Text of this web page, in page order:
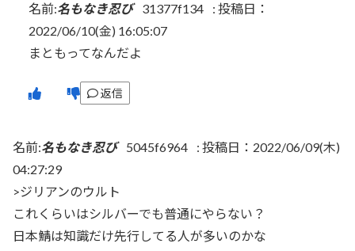
名前:名もなき忍び 31377f134 : 投稿日：
2022/06/10(金) 16:05:07
まともってなんだよ
返信
名前:名もなき忍び 5045f6964 : 投稿日：2022/06/09(木)
04:27:29
>ジリアンのウルト
これくらいはシルバーでも普通にやらない？
日本鯖は知識だけ先行してる人が多いのかな